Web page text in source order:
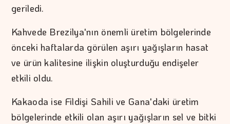
geriledi.
Kahvede Brezilya'nın önemli üretim bölgelerinde
önceki haftalarda görülen aşırı yağışların hasat
ve ürün kalitesine ilişkin oluşturduğu endişeler
etkili oldu.
Kakaoda ise Fildişi Sahili ve Gana'daki üretim
bölgelerinde etkili olan aşırı yağışların sel ve bitki